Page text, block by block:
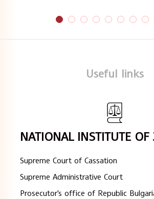
Useful links
NATIONAL INSTITUTE OF
Supreme Court of Cassation
Supreme Administrative Court
Prosecutor's office of Republic